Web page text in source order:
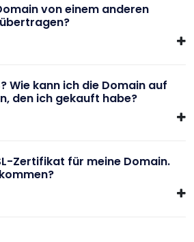
von einem anderen
Wie kann ich die Domain auf
den ich gekauft habe?
Zertifikat für meine Domain.